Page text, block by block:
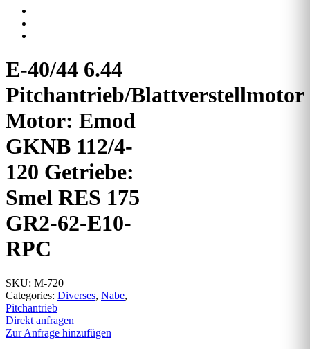
E-40/44 6.44
Pitchantrieb/Blattverstellmotor
Motor: Emod
GKNB 112/4-
120 Getriebe:
Smel RES 175
GR2-62-E10-
RPC
SKU: M-720
Categories: Diverses, Nabe,
Pitchantrieb
Direkt anfragen
Zur Anfrage hinzufügen